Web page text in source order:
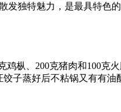
独特魅力，是最具特色的
枞、200克猪肉和100克
子蒸好后不粘锅又有有油